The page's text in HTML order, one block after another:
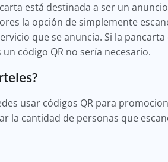
está destinada a ser un
la opción de simplemente
que se anuncia. Si la
código QR no sería necesario.
usar códigos QR para
la cantidad de personas que